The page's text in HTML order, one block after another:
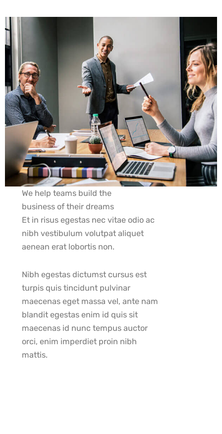
We help teams build the
business of their dreams
Et in risus egestas nec vitae odio ac
nibh vestibulum volutpat aliquet
aenean erat lobortis non.
Nibh egestas dictumst cursus est
turpis quis tincidunt pulvinar
maecenas eget massa vel, ante nam
blandit egestas enim id quis sit
maecenas id nunc tempus auctor
orci, enim imperdiet proin nibh
mattis.